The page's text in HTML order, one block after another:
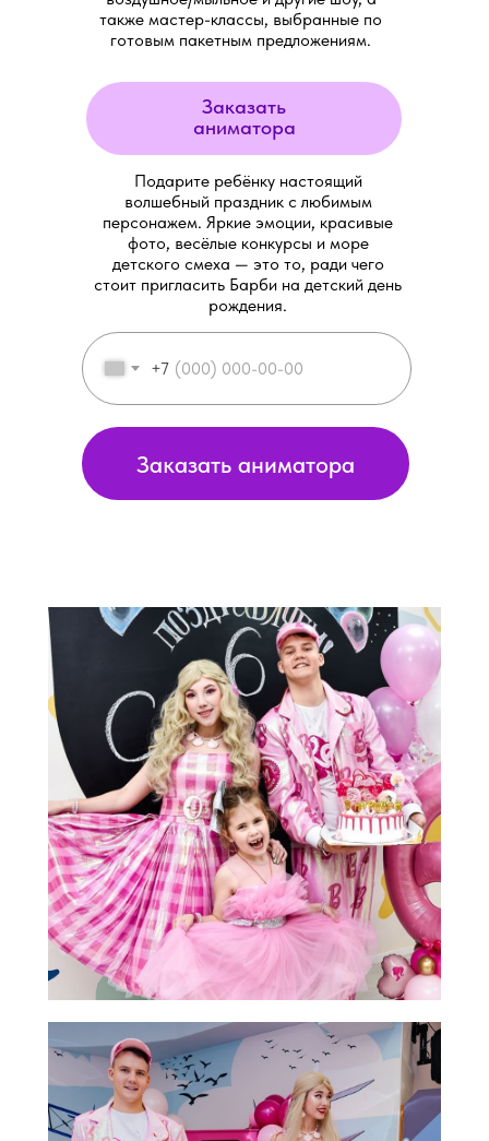
Подарите ребёнку настоящий
волшебный праздник с любимым
персонажем. Яркие эмоции, красивые
фото, весёлые конкурсы и море
детского смеха — это то, ради чего
стоит пригласить Барби на детский день
рождения.
также мастер-классы, выбранные по
готовым пакетным предложениям.
+7
Заказать аниматора
Заказать
аниматора